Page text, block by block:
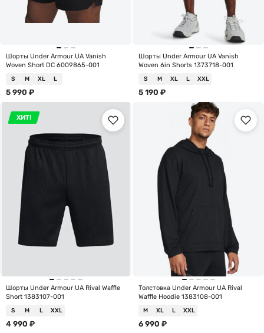
Шорты Under Armour UA Vanish
Woven Short DC 6009865-001
S M XL L
5 990 ₽
Шорты Under Armour UA Vanish
Woven 6in Shorts 1373718-001
S M XL L XXL
5 190 ₽
ХИТ!
Шорты Under Armour UA Rival Waffle
Short 1383107-001
S M L XXL
4 990 ₽
Толстовка Under Armour UA Rival
Waffle Hoodie 1383108-001
M XL L XXL
6 990 ₽